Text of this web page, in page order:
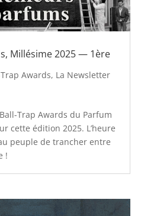
Millésime 2025 — 1ère
Awards, La Newsletter
Trap Awards du Parfum
cette édition 2025. L’heure
peuple de trancher entre
!